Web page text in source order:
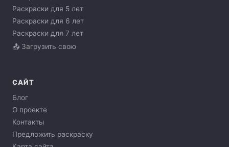
Раскраски для 5 лет
Раскраски для 6 лет
Раскраски для 7 лет
📤 Загрузить свою
САЙТ
Блог
О проекте
Контакты
Предложить раскраску